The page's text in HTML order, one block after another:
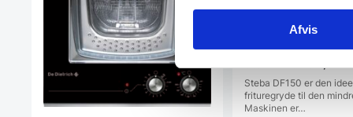
Afvis
Steba DF150 er den
frituregryde til den
Maskinen er…